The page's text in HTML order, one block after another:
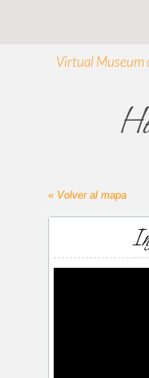
Virtual Museum
« Volver al mapa